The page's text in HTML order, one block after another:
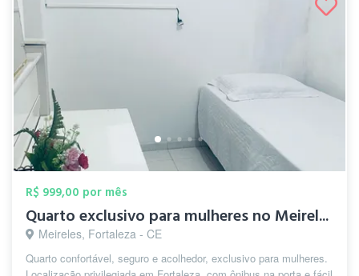
R$ 999,00 por mês
Quarto exclusivo para mulheres no Meirel...
Meireles, Fortaleza - CE
Quarto confortável, seguro e acolhedor, exclusivo para mulheres.